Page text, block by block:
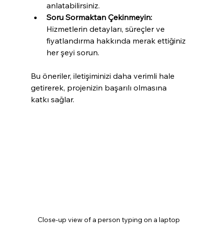
anlatabilirsiniz.
Soru Sormaktan Çekinmeyin:
Hizmetlerin detayları, süreçler ve
fiyatlandırma hakkında merak ettiğiniz
her şeyi sorun.
Bu öneriler, iletişiminizi daha verimli hale
getirerek, projenizin başarılı olmasına
katkı sağlar.
Close-up view of a person typing on a laptop